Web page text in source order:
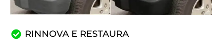
RINNOVA E RESTAURA